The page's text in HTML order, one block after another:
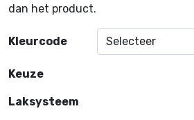
dan het product.
Kleurcode
Keuze
Laksysteem